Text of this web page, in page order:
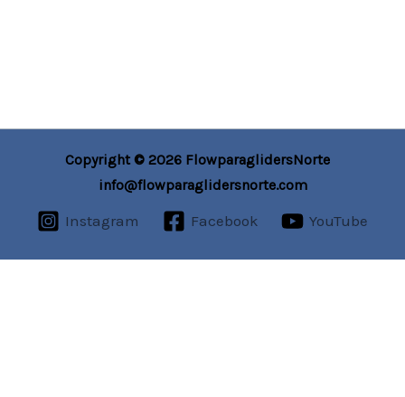
Copyright © 2026 FlowparaglidersNorte
info@flowparaglidersnorte.com
Instagram Facebook YouTube